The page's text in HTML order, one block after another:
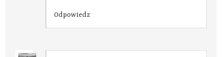
Odpowiedz